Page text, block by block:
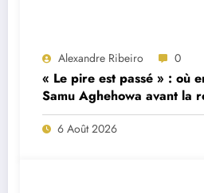
Alexandre Ribeiro 0
« Le pire est passé » : où
Samu Aghehowa avant la
Porto ?
6 Août 2026